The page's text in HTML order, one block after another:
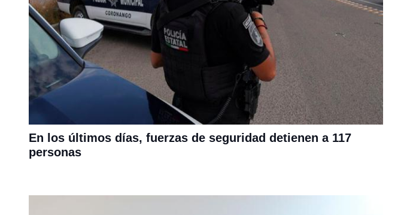
En los últimos días, fuerzas de seguridad detienen a 117
personas